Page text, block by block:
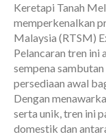
Keretapi Tanah
memperkenalkan
Malaysia (RTSM)
Pelancaran tren ini
sempena
persediaan awal
Dengan
serta unik, tren ini
domestik dan